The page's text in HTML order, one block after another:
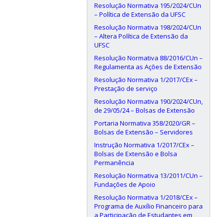
Resolução Normativa 195/2024/CUn
– Política de Extensão da UFSC
Resolução Normativa 198/2024/CUn
– Altera Política de Extensão da
UFSC
Resolução Normativa 88/2016/CUn –
Regulamenta as Ações de Extensão
Resolução Normativa 1/2017/CEx –
Prestação de serviço
Resolução Normativa 190/2024/CUn,
de 29/05/24 – Bolsas de Extensão
Portaria Normativa 358/2020/GR –
Bolsas de Extensão – Servidores
Instrução Normativa 1/2017/CEx –
Bolsas de Extensão e Bolsa
Permanência
Resolução Normativa 13/2011/CUn –
Fundações de Apoio
Resolução Normativa 1/2018/CEx –
Programa de Auxílio Financeiro para
a Participação de Estudantes em